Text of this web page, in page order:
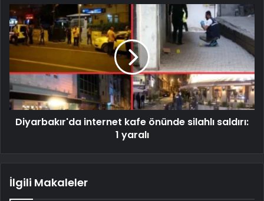
Diyarbakır'da internet kafe önünde silahlı saldırı:
1 yaralı
İlgili Makaleler